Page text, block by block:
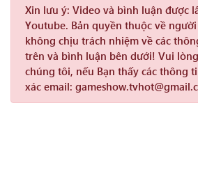
Xin lưu ý: Video và bình luận được
Youtube. Bản quyền thuộc về
không chịu trách nhiệm về các
trên và bình luận bên dưới! Vui
chúng tôi, nếu Bạn thấy các thông
xác email: